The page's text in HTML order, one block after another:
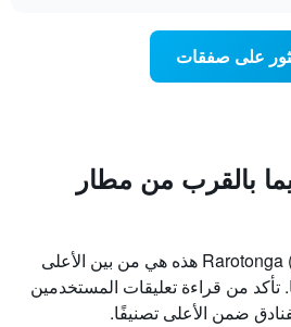
على صفقات
بالقرب من مطار
أماكن إقامة مطار Rarotonga (RAR) هذه هي من بين الأعلى
تأكد من قراءة تعليقات المستخدمين
ضمن الأعلى تصنيفًا.